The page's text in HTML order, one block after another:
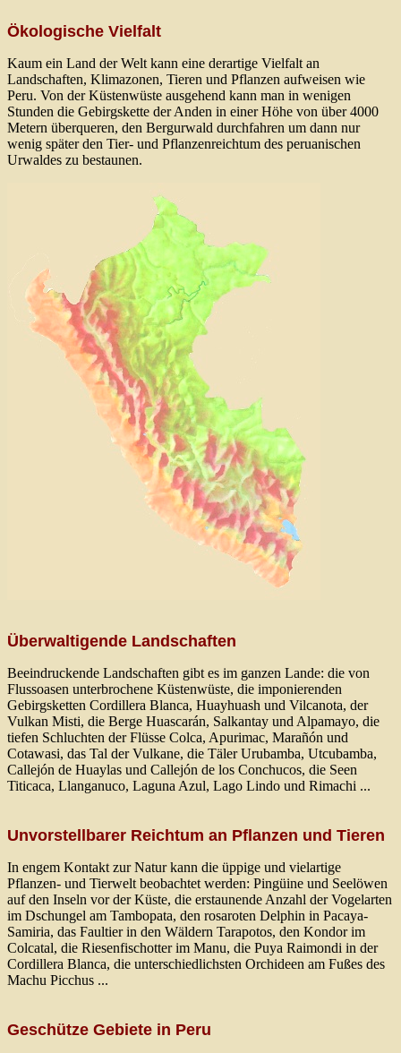
Ökologische Vielfalt
Kaum ein Land der Welt kann eine derartige Vielfalt an
Landschaften, Klimazonen, Tieren und Pflanzen aufweisen wie
Peru. Von der Küstenwüste ausgehend kann man in wenigen
Stunden die Gebirgskette der Anden in einer Höhe von über 4000
Metern überqueren, den Bergurwald durchfahren um dann nur
wenig später den Tier- und Pflanzenreichtum des peruanischen
Urwaldes zu bestaunen.
Überwaltigende Landschaften
Beeindruckende Landschaften gibt es im ganzen Lande: die von
Flussoasen unterbrochene Küstenwüste, die imponierenden
Gebirgsketten Cordillera Blanca, Huayhuash und Vilcanota, der
Vulkan Misti, die Berge Huascarán, Salkantay und Alpamayo, die
tiefen Schluchten der Flüsse Colca, Apurimac, Marañón und
Cotawasi, das Tal der Vulkane, die Täler Urubamba, Utcubamba,
Callejón de Huaylas und Callejón de los Conchucos, die Seen
Titicaca, Llanganuco, Laguna Azul, Lago Lindo und Rimachi ...
Unvorstellbarer Reichtum an Pflanzen und Tieren
In engem Kontakt zur Natur kann die üppige und vielartige
Pflanzen- und Tierwelt beobachtet werden: Pingüine und Seelöwen
auf den Inseln vor der Küste, die erstaunende Anzahl der Vogelarten
im Dschungel am Tambopata, den rosaroten Delphin in Pacaya-
Samiria, das Faultier in den Wäldern Tarapotos, den Kondor im
Colcatal, die Riesenfischotter im Manu, die Puya Raimondi in der
Cordillera Blanca, die unterschiedlichsten Orchideen am Fußes des
Machu Picchus ...
Geschütze Gebiete in Peru